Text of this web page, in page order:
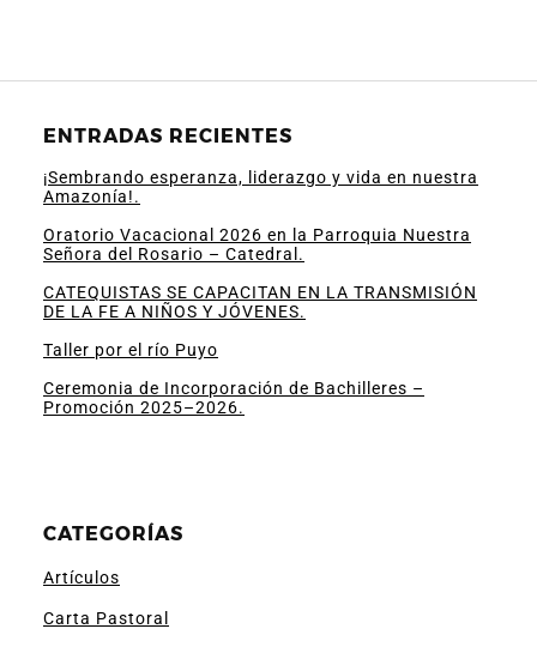
ENTRADAS RECIENTES
¡Sembrando esperanza, liderazgo y vida en nuestra
Amazonía!.
Oratorio Vacacional 2026 en la Parroquia Nuestra
Señora del Rosario – Catedral.
CATEQUISTAS SE CAPACITAN EN LA TRANSMISIÓN
DE LA FE A NIÑOS Y JÓVENES.
Taller por el río Puyo
Ceremonia de Incorporación de Bachilleres –
Promoción 2025–2026.
CATEGORÍAS
Artículos
Carta Pastoral